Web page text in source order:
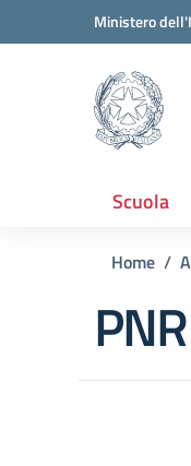
Vai ai contenuti
Vai al menu di navigazione
Ministero
Scuola
Home